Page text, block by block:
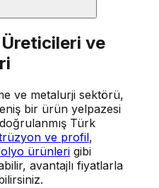
ve
ve metalurji sektörü,
bir ürün yelpazesi
Türk
ve profil,
ürünleri gibi
avantajlı fiyatlarla